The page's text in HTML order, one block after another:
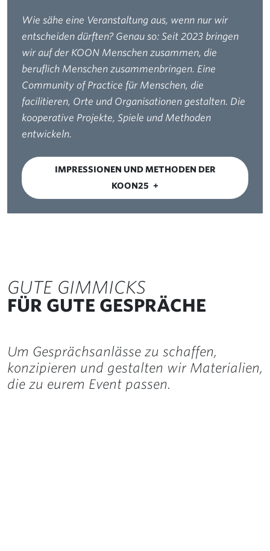
Wie sähe eine Veranstaltung aus, wenn nur wir
entscheiden dürften? Genau so: Seit 2023 bringen
wir auf der KOON Menschen zusammen, die
beruflich Menschen zusammenbringen. Eine
Community of Practice für Menschen, die
facilitieren, Orte und Organisationen gestalten. Die
kooperative Projekte, Spiele und Methoden
entwickeln.
IMPRESSIONEN UND METHODEN DER
KOON25
GUTE GIMMICKS
FÜR GUTE GESPRÄCHE
Um Gesprächsanlässe zu schaffen,
konzipieren und gestalten wir Materialien,
die zu eurem Event passen.